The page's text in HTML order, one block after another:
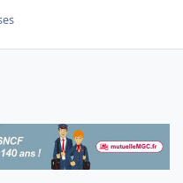
sncf. Mes questions sont
femmes qui sont
avis